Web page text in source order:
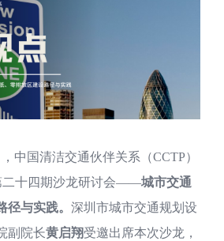
中国清洁交通伙伴关系（CCTP）
二十四期沙龙研讨会——城市交通
径与实践。 深圳市城市交通规划设
副院长黄启翔受邀出席本次沙龙，